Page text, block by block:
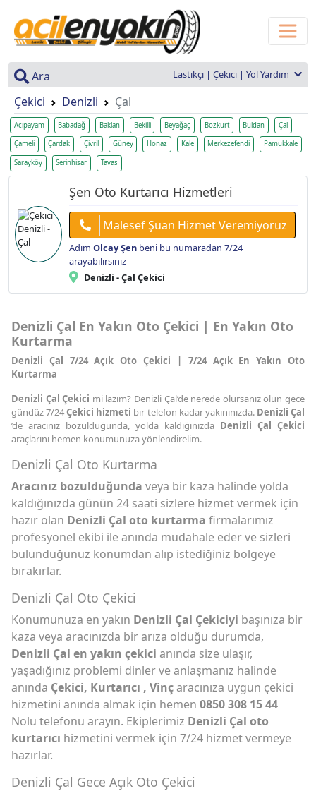
Ara Lastikçi | Çekici | Yol Yardım
Çekici Denizli Çal
Acıpayam Babadağ Baklan Bekilli Beyağaç Bozkurt Buldan Çal
Çameli Çardak Çivril Güney Honaz Kale Merkezefendi Pamukkale
Sarayköy Serinhisar Tavas
Şen Oto Kurtarıcı Hizmetleri
Malesef Şuan Hizmet Veremiyoruz
Adım Olcay Şenbeni bu numaradan 7/24
arayabilirsiniz
Denizli - Çal Çekici
Denizli Çal En Yakın Oto Çekici | En Yakın Oto
Kurtarma
Denizli Çal 7/24 Açık Oto Çekici | 7/24 Açık En Yakın Oto
Kurtarma
Denizli Çal Çekici mi lazım? Denizli Çal’de nerede olursanız olun gece
gündüz 7/24Çekici hizmeti bir telefon kadar yakınınızda. Denizli Çal
’de aracınız bozulduğunda, yolda kaldığınızda Denizli Çal Çekici
araçlarını hemen konumunuza yönlendirelim.
Denizli Çal Oto Kurtarma
Aracınız bozulduğunda veya bir kaza halinde yolda
kaldığınızda günün 24 saati sizlere hizmet vermek için
hazır olan Denizli Çal oto kurtarma firmalarımız
profesyonel ekibi ile anında müdahale eder ve sizleri
bulunduğunuz konumdan alıp istediğiniz bölgeye
bırakırlar.
Denizli Çal Oto Çekici
Konumunuza en yakın Denizli Çal Çekiciyi başınıza bir
kaza veya aracınızda bir arıza olduğu durumda,
Denizli Çal en yakın çekici anında size ulaşır,
yaşadığınız problemi dinler ve anlaşmanız halinde
anında Çekici, Kurtarıcı , Vinçaracınıza uygun çekici
hizmetini anında almak için hemen 0850 308 15 44
Nolu telefonu arayın. Ekiplerimiz Denizli Çal oto
kurtarıcı hizmetini vermek için 7/24 hizmet vermeye
hazırlar.
Denizli Çal Gece Açık Oto Çekici